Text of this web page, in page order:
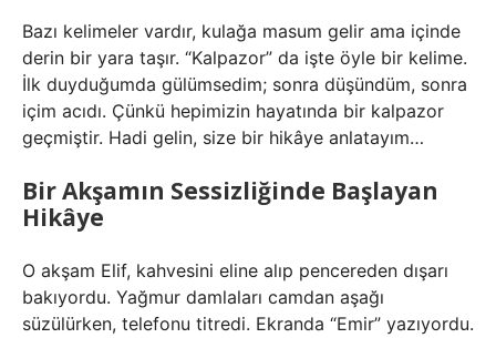
Bazı kelimeler vardır, kulağa masum gelir ama içinde
derin bir yara taşır. “Kalpazor” da işte öyle bir kelime.
İlk duyduğumda gülümsedim; sonra düşündüm, sonra
içim acıdı. Çünkü hepimizin hayatında bir kalpazor
geçmiştir. Hadi gelin, size bir hikâye anlatayım…
Bir Akşamın Sessizliğinde Başlayan
Hikâye
O akşam Elif, kahvesini eline alıp pencereden dışarı
bakıyordu. Yağmur damlaları camdan aşağı
süzülürken, telefonu titredi. Ekranda “Emir” yazıyordu.